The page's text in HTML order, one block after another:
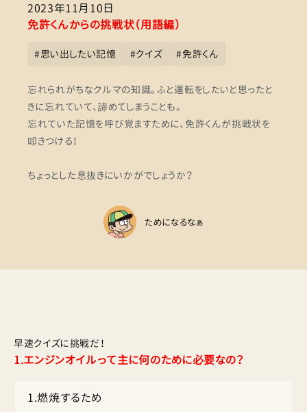
2023年11月10日
免許くんからの挑戦状（用語編）
#思い出したい記憶 #クイズ #免許くん
忘れられがちなクルマの知識。ふと運転をしたいと思ったと
きに忘れていて、諦めてしまうことも。
忘れていた記憶を呼び覚ますために、免許くんが挑戦状を
叩きつける！
ちょっとした息抜きにいかがでしょうか？
ためになるなぁ
早速クイズに挑戦だ！
1.エンジンオイルって主に何のために必要なの？
1.燃焼するため